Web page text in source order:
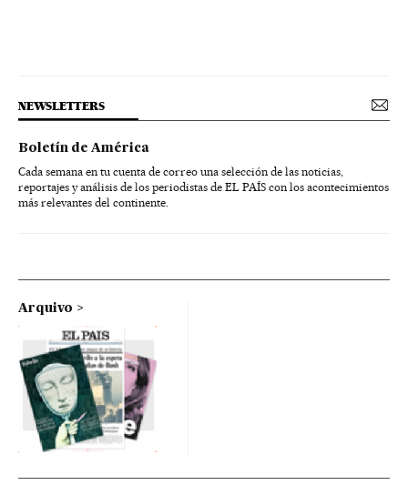
NEWSLETTERS
Boletín de América
Cada semana en tu cuenta de correo una selección de las noticias,
reportajes y análisis de los periodistas de EL PAÍS con los acontecimientos
más relevantes del continente.
Arquivo